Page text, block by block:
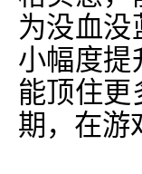
为没血没
小幅度提
能顶住更
期，在游